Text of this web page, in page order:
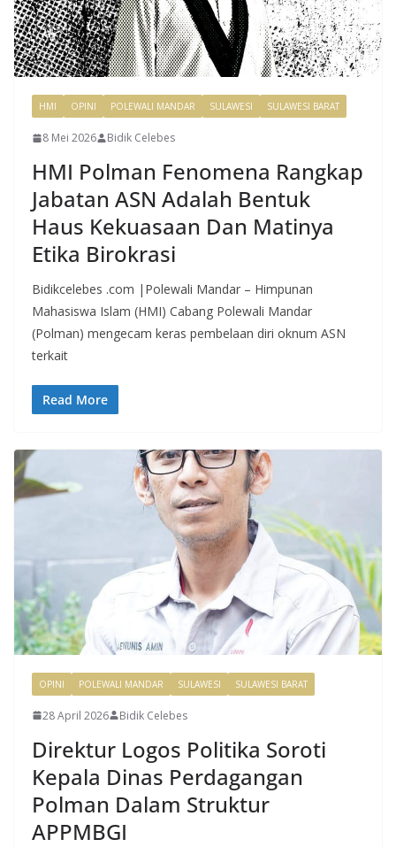
HMI OPINI POLEWALI MANDAR SULAWESI SULAWESI BARAT
8 Mei 2026 Bidik Celebes
HMI Polman Fenomena Rangkap
Jabatan ASN Adalah Bentuk
Haus Kekuasaan Dan Matinya
Etika Birokrasi
Bidikcelebes .com |Polewali Mandar – Himpunan
Mahasiswa Islam (HMI) Cabang Polewali Mandar
(Polman) mengecam keras pembelaan diri oknum ASN
terkait
Read More
OPINI POLEWALI MANDAR SULAWESI SULAWESI BARAT
28 April 2026 Bidik Celebes
Direktur Logos Politika Soroti
Kepala Dinas Perdagangan
Polman Dalam Struktur
APPMBGI